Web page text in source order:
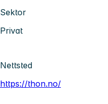
Sektor
Privat
Nettsted
https://thon.no/